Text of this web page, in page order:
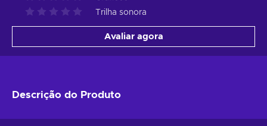
Trilha sonora
Avaliar agora
Descrição do Produto